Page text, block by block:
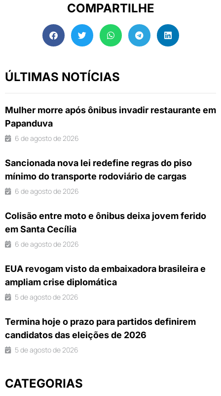
COMPARTILHE
ÚLTIMAS NOTÍCIAS
Mulher morre após ônibus invadir restaurante em
Papanduva
6 de agosto de 2026
Sancionada nova lei redefine regras do piso
mínimo do transporte rodoviário de cargas
6 de agosto de 2026
Colisão entre moto e ônibus deixa jovem ferido
em Santa Cecília
6 de agosto de 2026
EUA revogam visto da embaixadora brasileira e
ampliam crise diplomática
5 de agosto de 2026
Termina hoje o prazo para partidos definirem
candidatos das eleições de 2026
5 de agosto de 2026
CATEGORIAS